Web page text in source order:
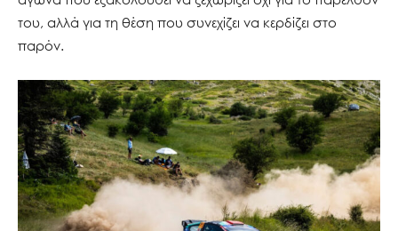
του, αλλά για τη θέση που συνεχίζει να κερδίζει στο
παρόν.